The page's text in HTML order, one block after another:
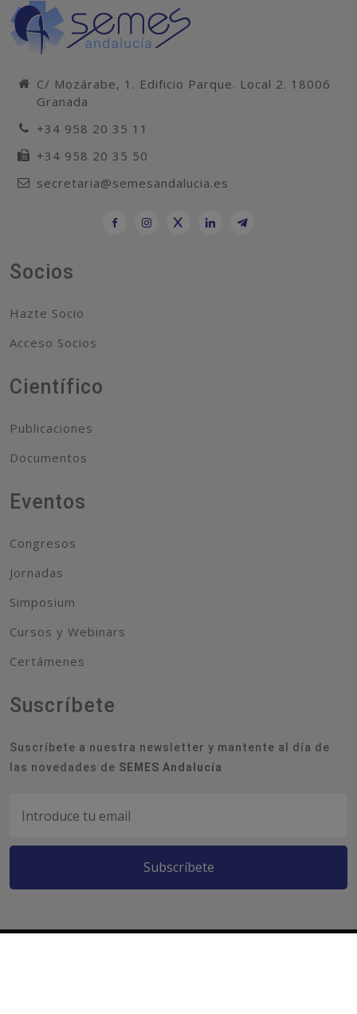
C/ Mozárabe, 1. Edificio Parque. Local 2. 18006
Granada
+34 958 20 35 11
+34 958 20 35 50
secretaria@semesandalucia.es
Socios
Hazte Socio
Acceso Socios
Científico
Publicaciones
Documentos
Eventos
Congresos
Jornadas
Simposium
Cursos y Webinars
Certámenes
Suscríbete
Suscríbete a nuestra newsletter y mantente al día de
las novedades de SEMES Andalucía
Subscríbete